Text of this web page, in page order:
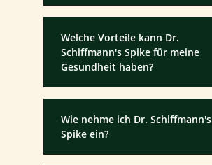
Welche Vorteile kann Dr.
Schiffmann's Spike für meine
Gesundheit haben?
Wie nehme ich Dr. Schiffmann's
Spike ein?